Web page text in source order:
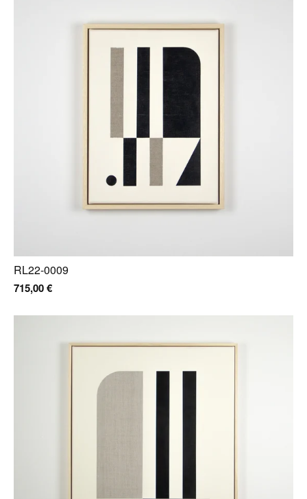
RL22-0009
715,00€